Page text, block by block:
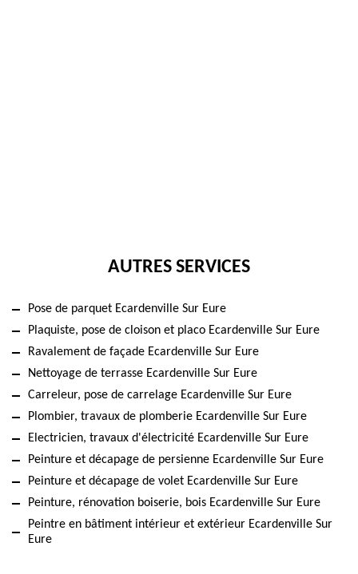
AUTRES SERVICES
Pose de parquet Ecardenville Sur Eure
Plaquiste, pose de cloison et placo Ecardenville Sur Eure
Ravalement de façade Ecardenville Sur Eure
Nettoyage de terrasse Ecardenville Sur Eure
Carreleur, pose de carrelage Ecardenville Sur Eure
Plombier, travaux de plomberie Ecardenville Sur Eure
Electricien, travaux d'électricité Ecardenville Sur Eure
Peinture et décapage de persienne Ecardenville Sur Eure
Peinture et décapage de volet Ecardenville Sur Eure
Peinture, rénovation boiserie, bois Ecardenville Sur Eure
Peintre en bâtiment intérieur et extérieur Ecardenville Sur
Eure